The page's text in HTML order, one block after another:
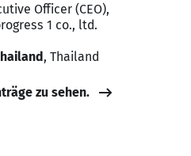
Officer (CEO),
1 co., ltd.
, Thailand
zu sehen.